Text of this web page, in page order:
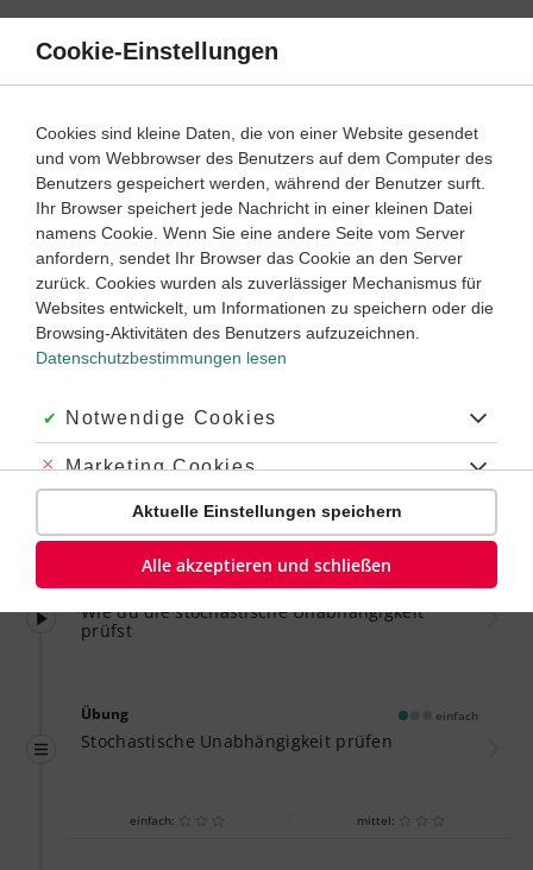
Direkt
Inhalt
Mathematik Oberstufe
Bedingte Wahrscheinlichkeit und Unabhängigkeit
Dauer: 20 Minuten
Empfohlen von
Tutorin Monica
VIDEOS, AUFGABEN UND ÜBUNGEN ZUGEHÖRIGE KLASSENARBEITEN
Dauer:
Wie du die stochastische Unabhängigkeit
prüfst
Übung einfach
Stochastische Unabhängigkeit prüfen
einfach: mittel:
Cookie-Einstellungen
Cookies sind kleine Daten, die von einer Website gesendet
und vom Webbrowser des Benutzers auf dem Computer des
Benutzers gespeichert werden, während der Benutzer surft.
Ihr Browser speichert jede Nachricht in einer kleinen Datei
namens Cookie. Wenn Sie eine andere Seite vom Server
anfordern, sendet Ihr Browser das Cookie an den Server
zurück. Cookies wurden als zuverlässiger Mechanismus für
Websites entwickelt, um Informationen zu speichern oder die
Browsing-Aktivitäten des Benutzers aufzuzeichnen.
Datenschutzbestimmungen lesen
Akzeptiert:
Notwendige Cookies
Abgelehnt:
Marketing Cookies
Abgelehnt:
Personalisierungs-Cookies
Aktuelle Einstellungen speichern
Alle akzeptieren und schließen